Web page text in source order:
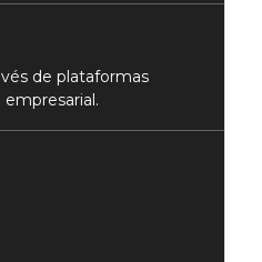
de plataformas